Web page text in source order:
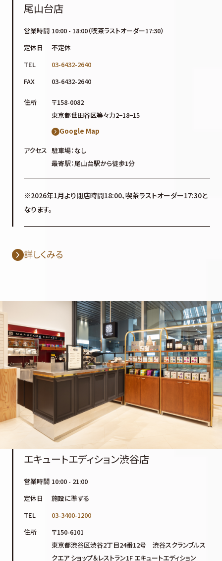
尾山台店
営業時間 10:00 - 18:00（喫茶ラストオーダー17:30）
定休日
不定休
TEL
03-6432-2640
FAX
03-6432-2640
住所
〒158-0082
東京都世田谷区等々力2−18−15
Google Map
アクセス 駐車場：なし
最寄駅：尾山台駅から徒歩1分
※2026年1月より閉店時間18:00、喫茶ラストオーダー17:30と
なります。
詳しくみる
エキュートエディション渋谷店
営業時間 10:00 - 21:00
定休日
施設に準ずる
TEL
03-3400-1200
住所
〒150-6101
東京都渋谷区渋谷2丁目24番12号 渋谷スクランブルス
クエア ショップ＆レストラン1F エキュートエディション